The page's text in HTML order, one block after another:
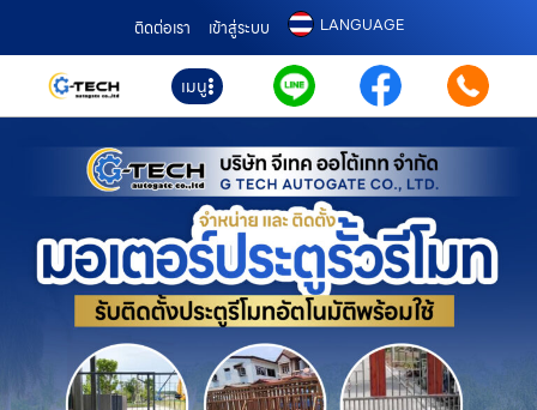
ติดต่อเรา เข้าสู่ระบบ LANGUAGE
เมนู